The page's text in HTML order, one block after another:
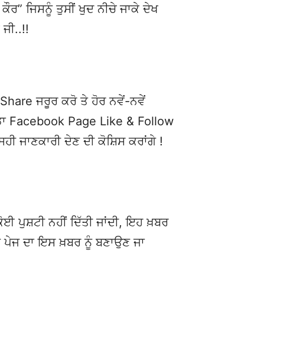
ਜਿਸਨੂੰ ਤੁਸੀਂ ਖੁਦ ਨੀਚੇ ਜਾਕੇ ਦੇਖ
ਜਰੂਰ ਕਰੋ ਤੇ ਹੋਰ ਨਵੇਂ-ਨਵੇਂ
Facebook Page Like & Follow
ਜਾਣਕਾਰੀ ਦੇਣ ਦੀ ਕੋਸ਼ਿਸ ਕਰਾਂਗੇ !
ਪੁਸ਼ਟੀ ਨਹੀਂ ਦਿੱਤੀ ਜਾਂਦੀ, ਇਹ ਖ਼ਬਰ
ਪੇਜ ਦਾ ਇਸ ਖ਼ਬਰ ਨੂੰ ਬਣਾਉਣ ਜਾ